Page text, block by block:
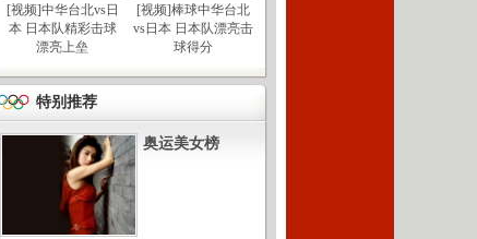
[视频]中华台北vs日
本 日本队精彩击球
漂亮上垒
[视频]棒球中华台北
vs日本 日本队漂亮击
球得分
特别推荐
奥运美女榜